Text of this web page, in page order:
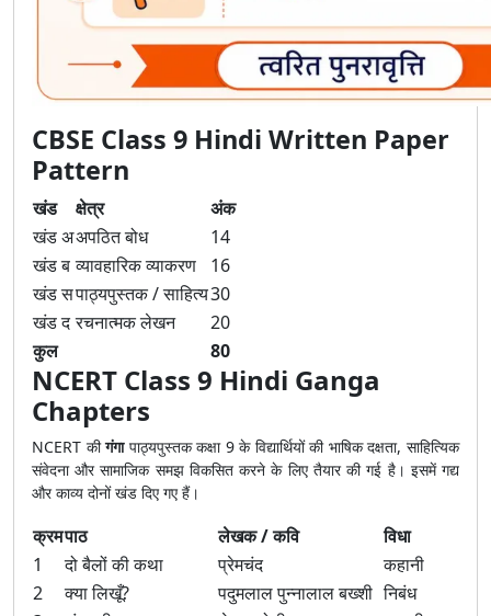
CBSE Class 9 Hindi Written Paper
Pattern
खंड क्षेत्र
अंक
खंड अअपठित बोध
14
खंड ब व्यावहारिक व्याकरण
16
खंड सपाठ्यपुस्तक / साहित्य30
खंड द रचनात्मक लेखन
20
कुल
80
NCERT Class 9 Hindi Ganga
Chapters
NCERT कीगंगापाठ्यपुस्तक कक्षा 9 के विद्यार्थियों की भाषिक दक्षता, साहित्यिक
संवेदना और सामाजिक समझ विकसित करने के लिए तैयार की गई है। इसमें गद्य
और काव्य दोनों खंड दिए गए हैं।
क्रमपाठ लेखक / कवि
विधा
1
दो बैलों की कथा प्रेमचंद
कहानी
2
क्या लिखूँ? पदुमलाल पुन्नालाल बख्शी निबंध